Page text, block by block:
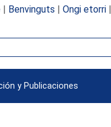
| Benvinguts | Ongi etorri|
y Publicaciones